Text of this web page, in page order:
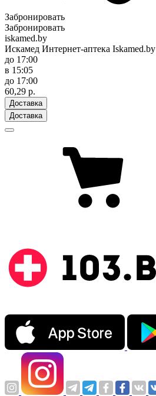
Забронировать
Забронировать
iskamed.by
Искамед Интернет-аптека Iskamed.by
до 17:00
в 15:05
до 17:00
60,29 р.
Доставка
Доставка